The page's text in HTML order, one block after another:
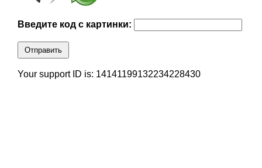
Введите код с картинки:
Отправить
Your support ID is: 14141199132234228430